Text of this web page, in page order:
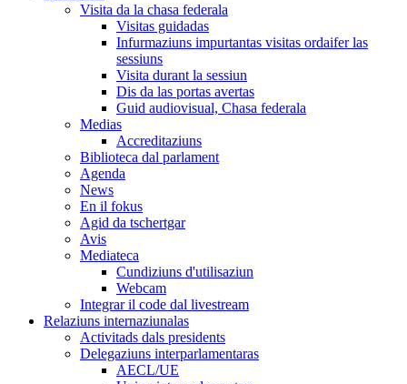
Visita da la chasa federala
Visitas guidadas
Infurmaziuns impurtantas visitas ordaifer las
sessiuns
Visita durant la sessiun
Dis da las portas avertas
Guid audiovisual, Chasa federala
Medias
Accreditaziuns
Biblioteca dal parlament
Agenda
News
En il fokus
Agid da tschertgar
Avis
Mediateca
Cundiziuns d'utilisaziun
Webcam
Integrar il code dal livestream
Relaziuns internaziunalas
Activitads dals presidents
Delegaziuns interparlamentaras
AECL/UE